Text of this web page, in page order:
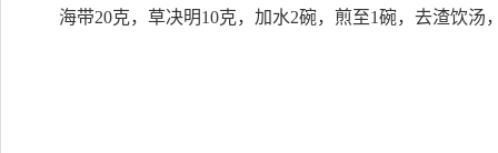
海带20克，草决明10克，加水2碗，煎至1碗，去渣饮汤